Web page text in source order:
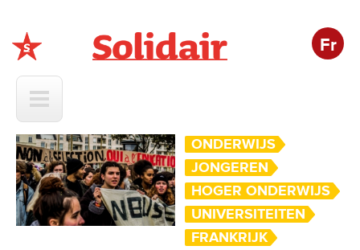
Fr
ONDERWIJS
JONGEREN
HOGER ONDERWIJS
UNIVERSITEITEN
FRANKRIJK